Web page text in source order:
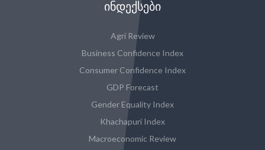
ᲘᲜᲓᲔᲥᲡᲔᲑᲘ
Agri Review
Business Confidence Index
Consumer Confidence Index
GDP Forecast
Gender Equality Index
Khachapuri Index
Macroeconomic Review